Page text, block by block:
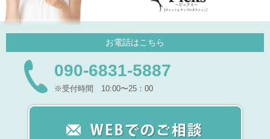
お電話はこちら
090-6831-5887
※受付時間 10:00〜25：00